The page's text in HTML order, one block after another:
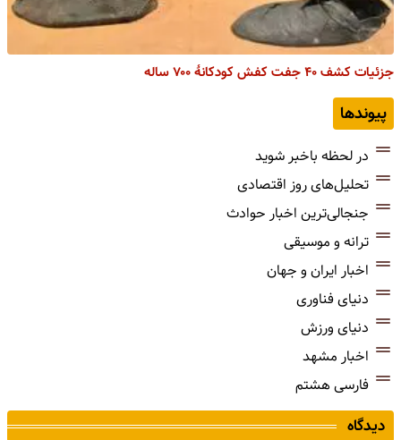
جزئیات کشف ۴۰ جفت کفش کودکانۀ ۷۰۰ ساله
پیوندها
در لحظه باخبر شوید
تحلیل‌های روز اقتصادی
جنجالی‌ترین اخبار حوادث
ترانه و موسیقی
اخبار ایران و جهان
دنیای فناوری
دنیای ورزش
اخبار مشهد
فارسی هشتم
دیدگاه